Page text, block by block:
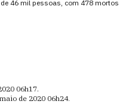
46 mil pessoas, com 478 mortos
06h17.
de 2020 06h24.